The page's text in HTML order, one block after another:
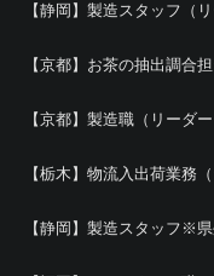
【静岡】製造スタッフ（
【京都】お茶の抽出調合
【京都】製造職（リーダー
【栃木】物流入出荷業
【静岡】製造スタッフ※